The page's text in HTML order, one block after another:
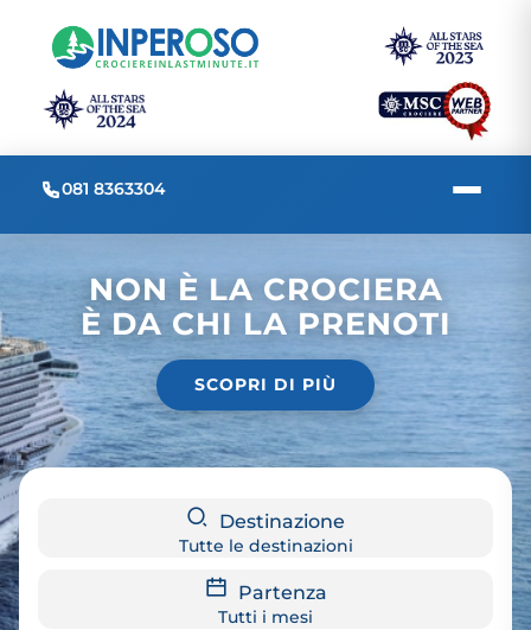
081 8363304
NON È LA CROCIERA
È DA CHI LA PRENOTI
SCOPRI DI PIÙ
Destinazione
Tutte le destinazioni
Partenza
Tutti i mesi